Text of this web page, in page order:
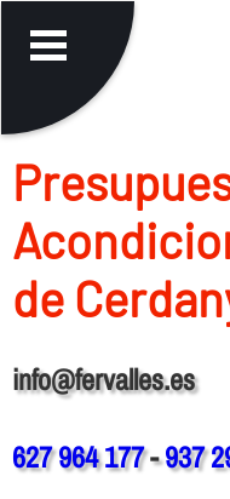
de
info@fervalles.es
627 964 177-937